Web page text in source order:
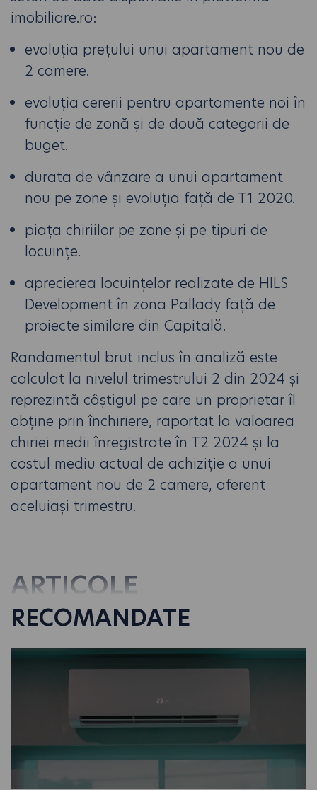
imobiliare.ro:
evoluția prețului unui apartament nou de
2 camere.
evoluția cererii pentru apartamente noi în
funcție de zonă și de două categorii de
buget.
durata de vânzare a unui apartament
nou pe zone și evoluția față de T1 2020.
piața chiriilor pe zone și pe tipuri de
locuințe.
aprecierea locuințelor realizate de HILS
Development în zona Pallady față de
proiecte similare din Capitală.
Randamentul brut inclus în analiză este
calculat la nivelul trimestrului 2 din 2024 și
reprezintă câ­știgul pe care un proprietar îl
obține prin închiriere, raportat la valoarea
chiriei medii înregistrate în T2 2024 ș­i la
costul mediu actual de achiziție a unui
apartament nou de 2 camere, aferent
aceluiași trimestru.
ARTICOLE
RECOMANDATE